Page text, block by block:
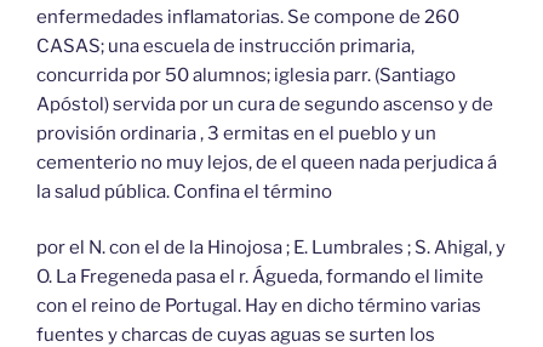
enfermedades inflamatorias. Se compone de 260
CASAS; una escuela de instrucción primaria,
concurrida por 50 alumnos; iglesia parr. (Santiago
Apóstol) servida por un cura de segundo ascenso y de
provisión ordinaria , 3 ermitas en el pueblo y un
cementerio no muy lejos, de el queen nada perjudica á
la salud pública. Confina el término
por el N. con el de la Hinojosa ; E. Lumbrales ; S. Ahigal, y
O. La Fregeneda pasa el r. Águeda, formando el limite
con el reino de Portugal. Hay en dicho término varias
fuentes y charcas de cuyas aguas se surten los